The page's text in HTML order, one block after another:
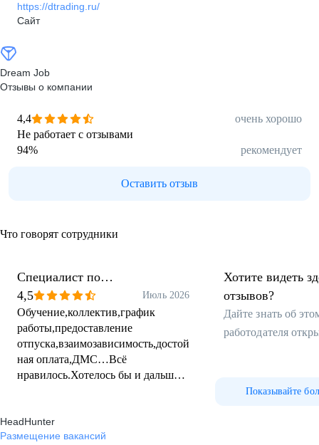
https://dtrading.ru/
Сайт
Dream Job
Отзывы о компании
4,4
очень хорошо
Не работает с отзывами
94% рекомендует
Оставить отзыв
Что говорят сотрудники
Специалист по
сопровождению договоров
4,5 Июль 2026
Обучение,коллектив,график
работы,предоставление
отпуска,взаимозависимость,достой
ная оплата,ДМС…Всё
нравилось.Хотелось бы и дальше
Хотите видеть
отзывов?
Дайте знать об
работодателя
Показывайте
HeadHunter
Размещение вакансий